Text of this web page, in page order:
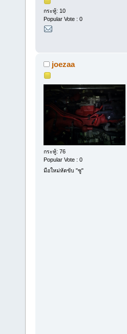
กระทู้: 10
Popular Vote : 0
joezaa
กระทู้: 76
Popular Vote : 0
มือใหม่หัดขับ "ซู"